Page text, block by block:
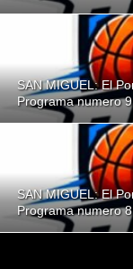
SAN MIGUEL: El
Programa numero
SAN MIGUEL: El
Programa numero 8